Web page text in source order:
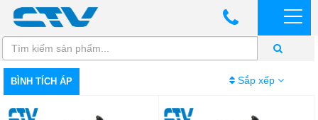
BÌNH TÍCH ÁP Sắp xếp